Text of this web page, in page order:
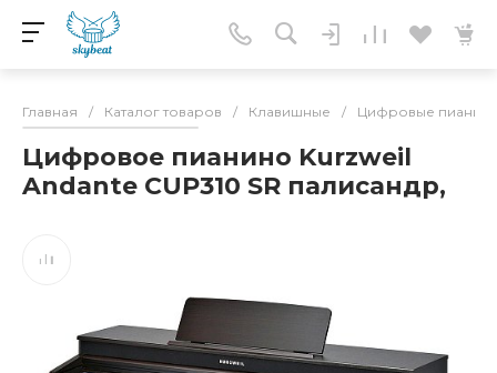
Главная / Каталог товаров / Клавишные / Цифровые
Цифровое пианино Kurzweil
Andante CUP310 SR палисандр,